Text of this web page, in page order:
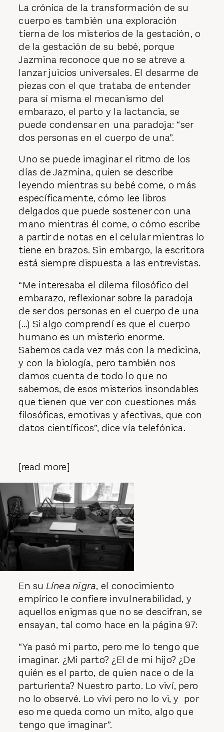
La crónica de la transformación de su
cuerpo es también una exploración
tierna de los misterios de la gestación, o
de la gestación de su bebé, porque
Jazmina reconoce que no se atreve a
lanzar juicios universales. El desarme de
piezas con el que trataba de entender
para sí misma el mecanismo del
embarazo, el parto y la lactancia, se
puede condensar en una paradoja: “ser
dos personas en el cuerpo de una”.
Uno se puede imaginar el ritmo de los
días de Jazmina, quien se describe
leyendo mientras su bebé come, o más
específicamente, cómo lee libros
delgados que puede sostener con una
mano mientras él come, o cómo escribe
a partir de notas en el celular mientras lo
tiene en brazos. Sin embargo, la escritora
está siempre dispuesta a las entrevistas.
“Me interesaba el dilema filosófico del
embarazo, reflexionar sobre la paradoja
de ser dos personas en el cuerpo de una
(...) Si algo comprendí es que el cuerpo
humano es un misterio enorme.
Sabemos cada vez más con la medicina,
y con la biología, pero también nos
damos cuenta de todo lo que no
sabemos, de esos misterios insondables
que tienen que ver con cuestiones más
filosóficas, emotivas y afectivas, que con
datos científicos”, dice vía telefónica.
[read more]
En su Línea nigra, el conocimiento
empírico le confiere invulnerabilidad, y
aquellos enigmas que no se descifran, se
ensayan, tal como hace en la página 97:
“Ya pasó mi parto, pero me lo tengo que
imaginar. ¿Mi parto? ¿El de mi hijo? ¿De
quién es el parto, de quien nace o de la
parturienta? Nuestro parto. Lo viví, pero
no lo observé. Lo viví pero no lo vi, y por
eso me queda como un mito, algo que
tengo que imaginar”.